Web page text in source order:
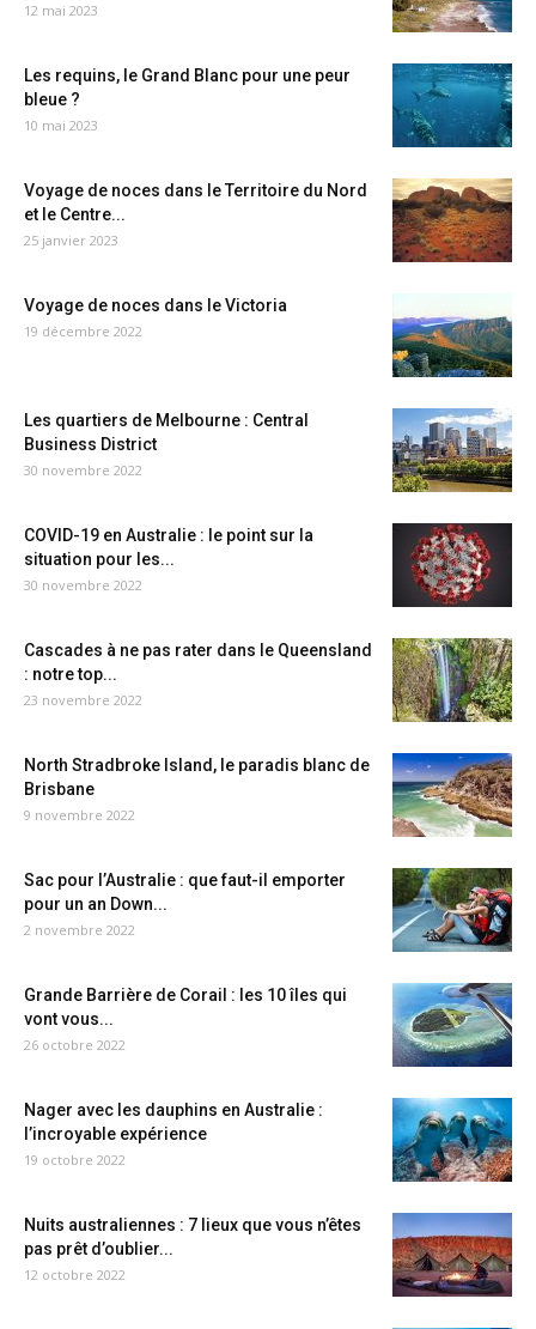
12 mai 2023
Les requins, le Grand Blanc pour une peur
bleue ?
10 mai 2023
Voyage de noces dans le Territoire du Nord
et le Centre...
25 janvier 2023
Voyage de noces dans le Victoria
19 décembre 2022
Les quartiers de Melbourne : Central
Business District
30 novembre 2022
COVID-19 en Australie : le point sur la
situation pour les...
30 novembre 2022
Cascades à ne pas rater dans le Queensland
: notre top...
23 novembre 2022
North Stradbroke Island, le paradis blanc de
Brisbane
9 novembre 2022
Sac pour l’Australie : que faut-il emporter
pour un an Down...
2 novembre 2022
Grande Barrière de Corail : les 10 îles qui
vont vous...
26 octobre 2022
Nager avec les dauphins en Australie :
l’incroyable expérience
19 octobre 2022
Nuits australiennes : 7 lieux que vous n’êtes
pas prêt d’oublier...
12 octobre 2022